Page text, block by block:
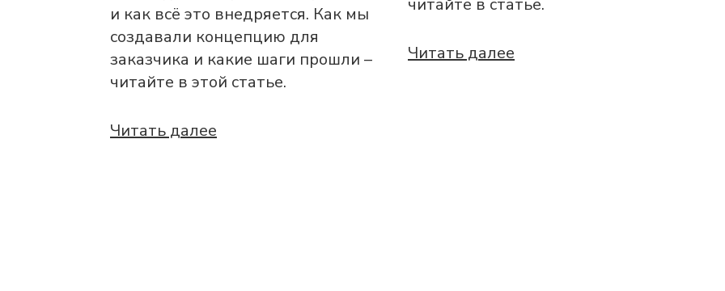
и как всё это внедряется. Как мы
создавали концепцию для
заказчика и какие шаги прошли –
читайте в этой статье.
Читать далее
читайте в статье.
Читать далее